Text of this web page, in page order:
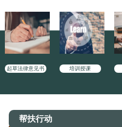
起草法律意见书 培训授课
帮扶行动